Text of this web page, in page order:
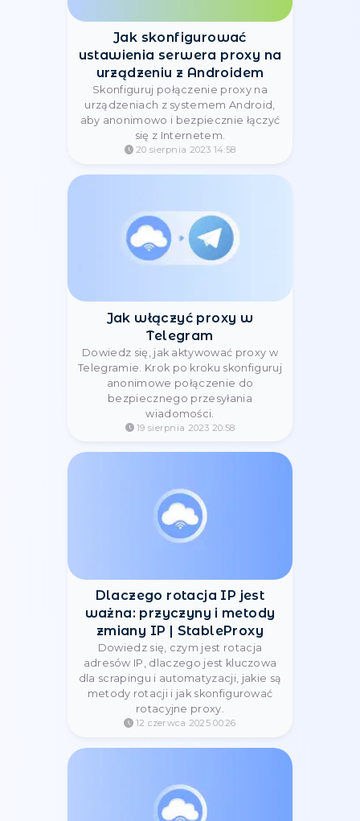
bezpieczeństwa online. Zabezpiecz
swoje dane.
20 sierpnia 2023 21:23
Integracja serwerów proxy z
Bezpieczny dostęp do internetu z
proxy w przeglądarce Lalicat.
Popraw swoją anonimowość i
bezpieczeństwo podczas
surfowania.
20 sierpnia 2023 20:44
Konfigurowanie serwera
proxy w przeglądarce
Incogniton
Dowiedz się, jak skonfigurować
serwer proxy w trybie incognito, aby
zapewnić anonimowość i chronić
swoją prywatność podczas
surfowania po Internecie.
20 sierpnia 2023 19:49